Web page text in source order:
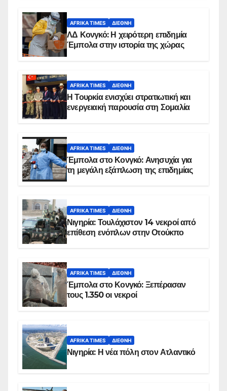
AFRIKA TIMES ΔΙΕΘΝΉ
ΛΔ Κονγκό: Η χειρότερη επιδημία
Έμπολα στην ιστορία της χώρας
AFRIKA TIMES ΔΙΕΘΝΉ
Η Τουρκία ενισχύει στρατιωτική και
ενεργειακή παρουσία στη Σομαλία
AFRIKA TIMES ΔΙΕΘΝΉ
Έμπολα στο Κονγκό: Ανησυχία για
τη μεγάλη εξάπλωση της επιδημίας
AFRIKA TIMES ΔΙΕΘΝΉ
Νιγηρία: Τουλάχιστον 14 νεκροί από
επίθεση ενόπλων στην Οτούκπο
AFRIKA TIMES ΔΙΕΘΝΉ
Έμπολα στο Κονγκό: Ξεπέρασαν
τους 1.350 οι νεκροί
AFRIKA TIMES ΔΙΕΘΝΉ
Νιγηρία: Η νέα πόλη στον Ατλαντικό